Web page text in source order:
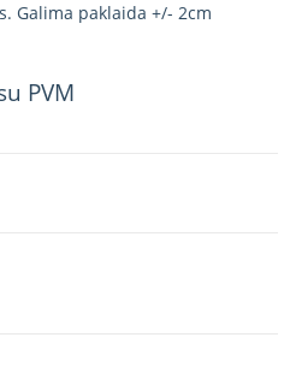
Galima paklaida +/- 2cm
PVM